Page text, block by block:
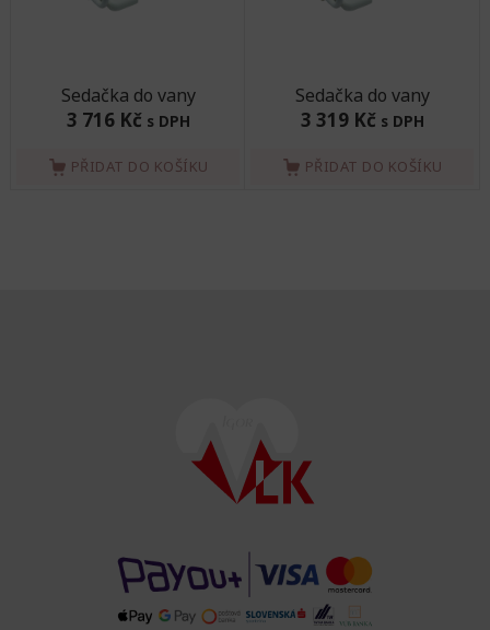
Sedačka do vany
3 716 Kč s DPH
PŘIDAT DO KOŠÍKU
Sedačka do vany
3 319 Kč s DPH
PŘIDAT DO KOŠÍKU